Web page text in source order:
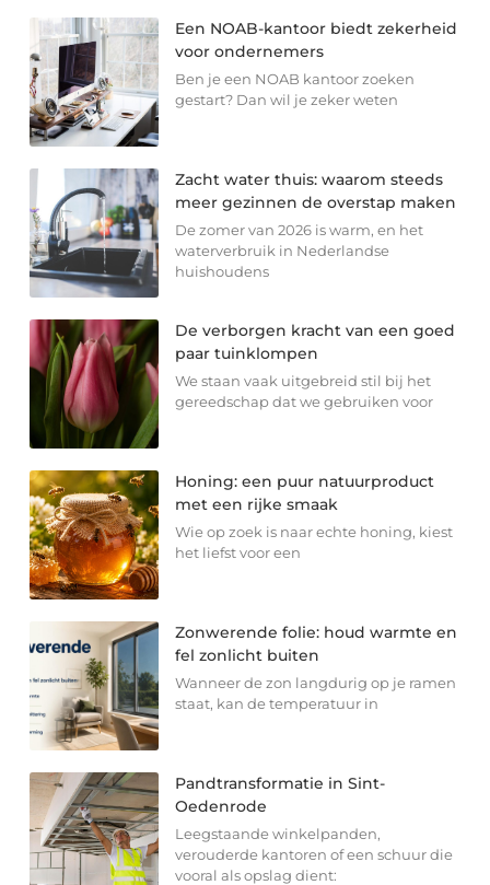
Een NOAB-kantoor biedt zekerheid
voor ondernemers
Ben je een NOAB kantoor zoeken
gestart? Dan wil je zeker weten
Zacht water thuis: waarom steeds
meer gezinnen de overstap maken
De zomer van 2026 is warm, en het
waterverbruik in Nederlandse
huishoudens
De verborgen kracht van een goed
paar tuinklompen
We staan vaak uitgebreid stil bij het
gereedschap dat we gebruiken voor
Honing: een puur natuurproduct
met een rijke smaak
Wie op zoek is naar echte honing, kiest
het liefst voor een
Zonwerende folie: houd warmte en
fel zonlicht buiten
Wanneer de zon langdurig op je ramen
staat, kan de temperatuur in
Pandtransformatie in Sint-
Oedenrode
Leegstaande winkelpanden,
verouderde kantoren of een schuur die
vooral als opslag dient: